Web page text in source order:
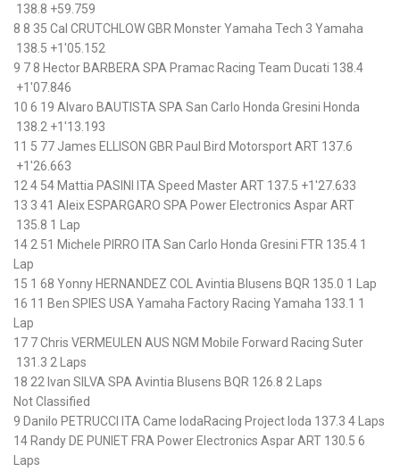
138.8 +59.759
8 8 35 Cal CRUTCHLOWGBR Monster Yamaha Tech 3 Yamaha
138.5 +1'05.152
9 7 8 Hector BARBERASPA Pramac Racing Team Ducati 138.4
+1'07.846
10 6 19 Alvaro BAUTISTASPASan Carlo Honda Gresini Honda
138.2 +1'13.193
11 5 77 James ELLISON GBR Paul Bird MotorsportART 137.6
+1'26.663
124 54 Mattia PASINI ITASpeed MasterART 137.5 +1'27.633
13 3 41 Aleix ESPARGARO SPA Power Electronics AsparART
135.8 1 Lap
142 51 Michele PIRRO ITASan Carlo Honda Gresini FTR 135.4 1
Lap
15 1 68 Yonny HERNANDEZ COLAvintia Blusens BQR 135.0 1 Lap
16 11 Ben SPIES USAYamaha Factory Racing Yamaha 133.1 1
Lap
17 7Chris VERMEULEN AUS NGM Mobile Forward Racing Suter
131.3 2 Laps
18 22 Ivan SILVASPAAvintia Blusens BQR 126.8 2 Laps
Not Classified
9 Danilo PETRUCCI ITACame IodaRacing Project Ioda 137.3 4 Laps
14 Randy DE PUNIET FRA Power Electronics AsparART 130.5 6
Laps